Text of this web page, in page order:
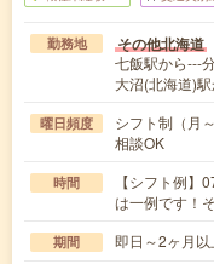
勤務地 その他北海道
七飯駅から---
大沼(北海道)
曜日頻度
シフト制（月
相談OK
時間
【シフト例
は一例です！
期間 即日～2ヶ月以